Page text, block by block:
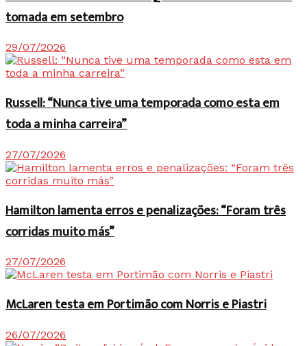
tomada em setembro
29/07/2026
Russell: “Nunca tive uma temporada como esta em
toda a minha carreira”
27/07/2026
Hamilton lamenta erros e penalizações: “Foram três
corridas muito más”
27/07/2026
McLaren testa em Portimão com Norris e Piastri
26/07/2026